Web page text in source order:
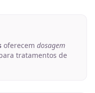
oferecem dosagem
tratamentos de